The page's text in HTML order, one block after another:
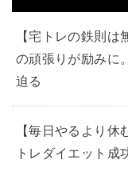
【宅トレの鉄則
の頑張りが励みに
迫る
【毎日やるより
トレダイエット成